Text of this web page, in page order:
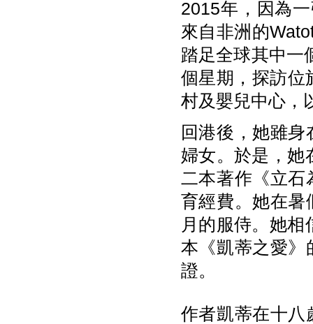
2015年，因為
來自非洲的
踏足全球其中一
個星期，探訪位
村及嬰兒中心，
回港後，她雖
婦女。於是，她
二本著作《立石
育經費。她在暑
月的服侍。她
本《凱蒂之愛》
證。
作者凱蒂在十八